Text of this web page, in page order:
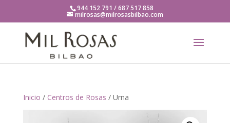
944 152 791 / 687 517 858
milrosas@milrosasbilbao.com
Inicio / Centros de Rosas / Urna